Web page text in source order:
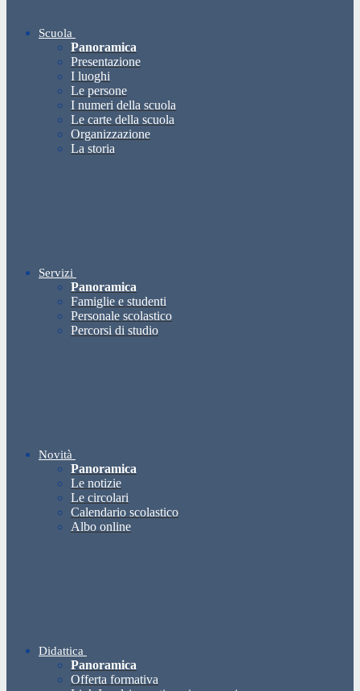
Scuola
Panoramica
Presentazione
I luoghi
Le persone
I numeri della scuola
Le carte della scuola
Organizzazione
La storia
Servizi
Panoramica
Famiglie e studenti
Personale scolastico
Percorsi di studio
Novità
Panoramica
Le notizie
Le circolari
Calendario scolastico
Albo online
Didattica
Panoramica
Offerta formativa